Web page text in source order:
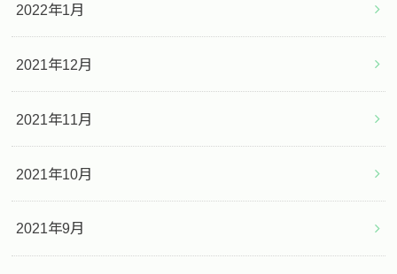
2022年1月
2021年12月
2021年11月
2021年10月
2021年9月